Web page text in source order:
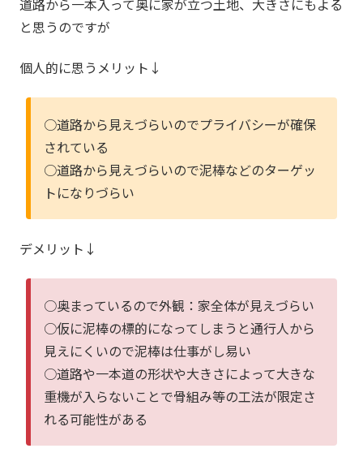
と思うのですが
個人的に思うメリット↓
○道路から見えづらいのでプライバシーが確保
されている
○道路から見えづらいので泥棒などのターゲッ
トになりづらい
デメリット↓
○奥まっているので外観：家全体が見えづらい
○仮に泥棒の標的になってしまうと通行人から
見えにくいので泥棒は仕事がし易い
○道路や一本道の形状や大きさによって大きな
重機が入らないことで骨組み等の工法が限定さ
れる可能性がある